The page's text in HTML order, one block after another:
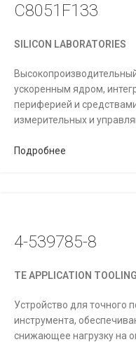
C8051F133
SILICON LABORATORIES
ускоренным ядром,
периферией и
измерительных и
Подробнее
4-539785-8
TE APPLICATION TOOLING
Устройство для точного
инструмента,
снижающее нагрузку на